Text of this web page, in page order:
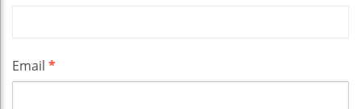
Email *